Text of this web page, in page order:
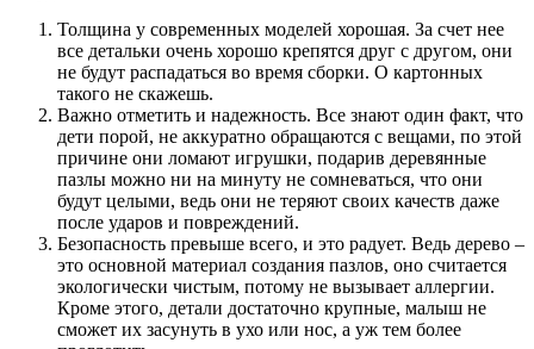
Толщина у современных моделей хорошая. За счет нее
все детальки очень хорошо крепятся друг с другом, они
не будут распадаться во время сборки. О картонных
такого не скажешь.
Важно отметить и надежность. Все знают один факт, что
дети порой, не аккуратно обращаются с вещами, по этой
причине они ломают игрушки, подарив деревянные
пазлы можно ни на минуту не сомневаться, что они
будут целыми, ведь они не теряют своих качеств даже
после ударов и повреждений.
Безопасность превыше всего, и это радует. Ведь дерево –
это основной материал создания пазлов, оно считается
экологически чистым, потому не вызывает аллергии.
Кроме этого, детали достаточно крупные, малыш не
сможет их засунуть в ухо или нос, а уж тем более